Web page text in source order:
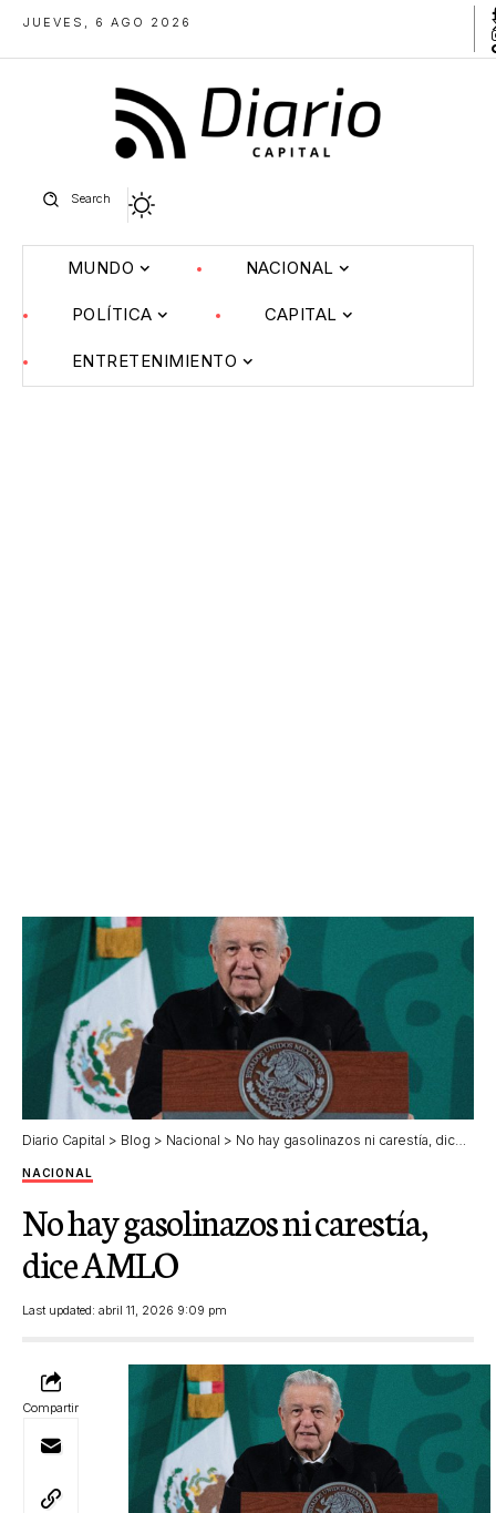
JUEVES, 6 AGO 2026
Search
MUNDO NACIONAL
POLÍTICA CAPITAL
ENTRETENIMIENTO
Diario Capital > Blog > Nacional > No hay gasolinazos ni carestía, dice AMLO
NACIONAL
No hay gasolinazos ni carestía,
dice AMLO
Last updated: abril 11, 2026 9:09 pm
Compartir